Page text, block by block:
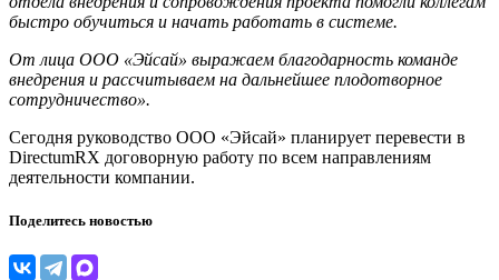
быстро обучиться и начать работать в системе.
От лица ООО «Эйсай» выражаем благодарность команде
внедрения и рассчитываем на дальнейшее плодотворное
сотрудничество».
Сегодня руководство ООО «Эйсай» планирует перевести в
DirectumRX договорную работу по всем направлениям
деятельности компании.
Поделитесь новостью